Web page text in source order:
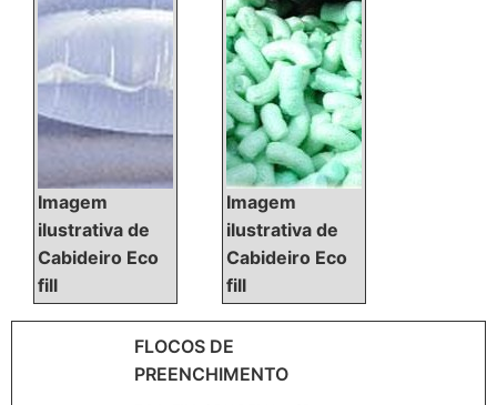
com fibra para enchimento e
cola para espuma,
oferecendo o que há de
melhor no...
Imagem
ilustrativa de
Cabideiro Eco
fill
Imagem
ilustrativa de
Cabideiro Eco
fill
FLOCOS DE
PREENCHIMENTO